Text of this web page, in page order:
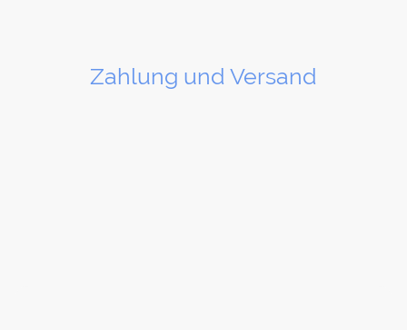
Zahlung und Versand